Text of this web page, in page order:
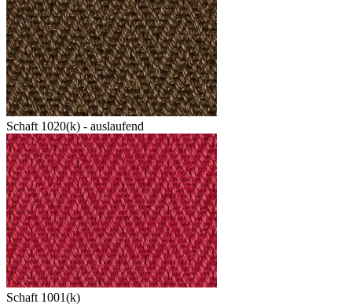
Schaft 1020(k) - auslaufend
Schaft 1001(k)